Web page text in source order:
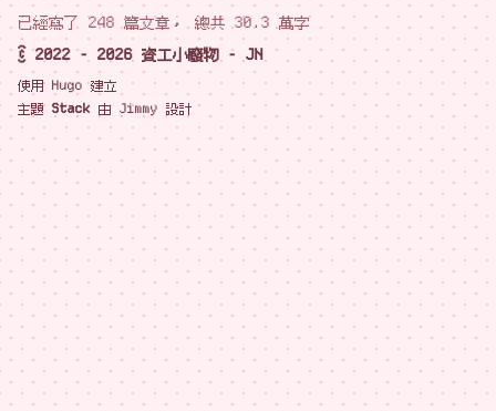
已經寫了 248 篇文章， 總共 30.3 萬字
© 2022 - 2026 資工小廢物 - JN
使用 Hugo 建立
主題 Stack 由 Jimmy 設計